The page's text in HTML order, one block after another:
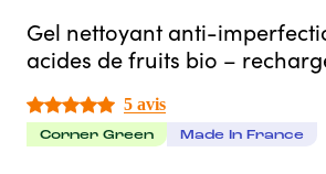
Gel nettoyant anti-
acides de fruits bio –
5 avis
Corner Green Made In France